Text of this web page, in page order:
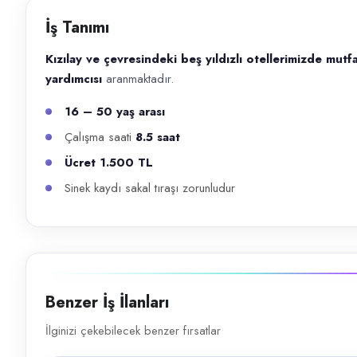
Başvuru kanalları
İlan açıklaması
Kızılay ve çevresindeki beş yıldızlı otellerimizde mutfak bölümünde
İş Tanımı
Kızılay ve çevresindeki beş yıldızlı otellerimizde
yardımcısı aranmaktadır.
16 – 50 yaş arası
Çalışma saati 8.5 saat
Ücret 1.500 TL
Sinek kaydı sakal tıraşı zorunludur
Benzer İş İlanları
İlginizi çekebilecek benzer fırsatlar